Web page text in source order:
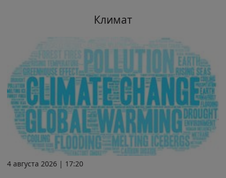
Климат
4 августа 2026 | 17:20